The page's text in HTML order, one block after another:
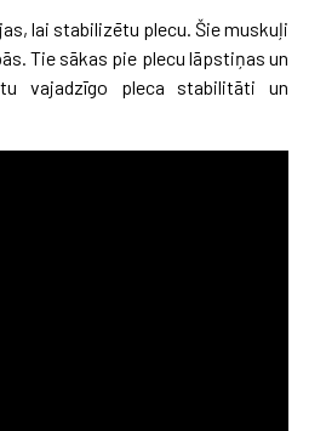
lai stabilizētu plecu. Šie muskuļi
Tie sākas pie plecu lāpstiņas un
vajadzīgo pleca stabilitāti un